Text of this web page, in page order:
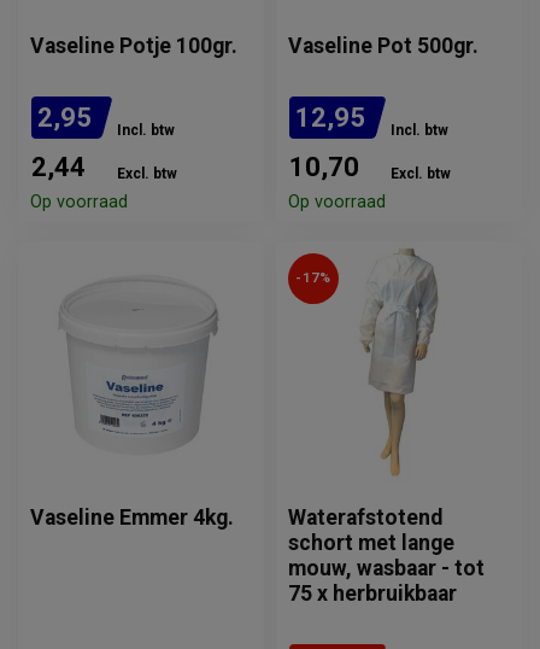
Vaseline Potje 100gr.
2,95 Incl. btw
2,44 Excl. btw
Op voorraad
Vaseline Pot 500gr.
12,95 Incl. btw
10,70 Excl. btw
Op voorraad
Vaseline Emmer 4kg.
-17%
Waterafstotend
schort met lange
mouw, wasbaar - tot
75 x herbruikbaar